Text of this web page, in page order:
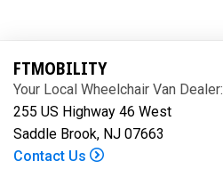
FTMOBILITY
Your Local Wheelchair Van Dealer:
255 US Highway 46 West
Saddle Brook, NJ 07663
Contact Us